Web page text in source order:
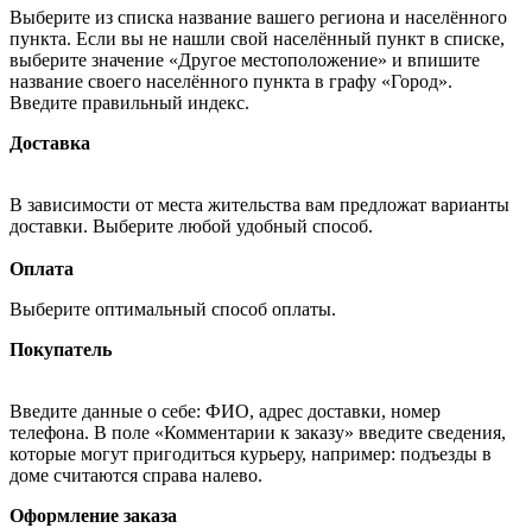
Выберите из списка название вашего региона и населённого
пункта. Если вы не нашли свой населённый пункт в списке,
выберите значение «Другое местоположение» и впишите
название своего населённого пункта в графу «Город».
Введите правильный индекс.
Доставка
В зависимости от места жительства вам предложат варианты
доставки. Выберите любой удобный способ.
Оплата
Выберите оптимальный способ оплаты.
Покупатель
Введите данные о себе: ФИО, адрес доставки, номер
телефона. В поле «Комментарии к заказу» введите сведения,
которые могут пригодиться курьеру, например: подъезды в
доме считаются справа налево.
Оформление заказа